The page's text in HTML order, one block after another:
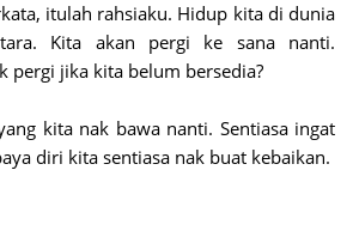
itulah rahsiaku. Hidup kita di dunia
Kita akan pergi ke sana nanti.
pergi jika kita belum bersedia?
kita nak bawa nanti. Sentiasa ingat
diri kita sentiasa nak buat kebaikan.